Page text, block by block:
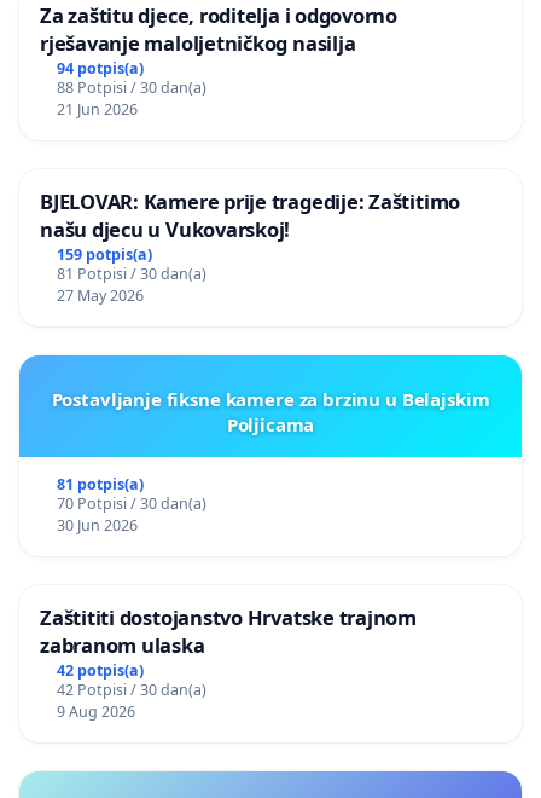
Za zaštitu djece, roditelja i odgovorno
rješavanje maloljetničkog nasilja
94 potpis(a)
88 Potpisi / 30 dan(a)
21 Jun 2026
BJELOVAR: Kamere prije tragedije: Zaštitimo
našu djecu u Vukovarskoj!
159 potpis(a)
81 Potpisi / 30 dan(a)
27 May 2026
Postavljanje fiksne kamere za brzinu u Belajskim
Poljicama
81 potpis(a)
70 Potpisi / 30 dan(a)
30 Jun 2026
Zaštititi dostojanstvo Hrvatske trajnom
zabranom ulaska
42 potpis(a)
42 Potpisi / 30 dan(a)
9 Aug 2026